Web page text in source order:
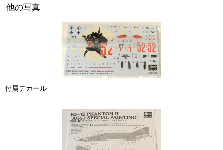
他の写真
付属デカール